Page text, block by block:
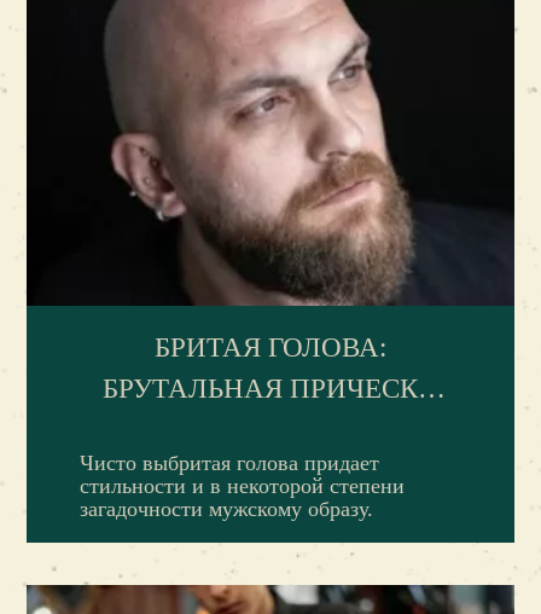
записаться на удобное время. А при желании
можно и вовсе сделать запись онлайн, на
этой странице. Это удобно, так как не
занимает много времени. А для записи можно
использовать даже смартфон.
БРИТАЯ ГОЛОВА:
БРУТАЛЬНАЯ ПРИЧЕСКА
Чисто выбритая голова придает
стильности и в некоторой степени
загадочности мужскому образу.